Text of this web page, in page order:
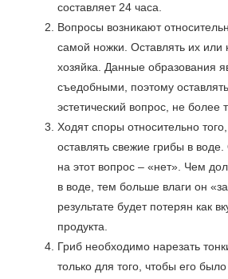
составляет 24 часа.
Вопросы возникают
самой ножки. Оставлять их
хозяйка. Данные образования
съедобными, поэтому
эстетический вопрос, не более
Ходят споры относительно
оставлять свежие грибы в
на этот вопрос – «нет». Чем
в воде, тем больше влаги он
результате будет потерян как
продукта.
Гриб необходимо нарезать
только для того, чтобы его